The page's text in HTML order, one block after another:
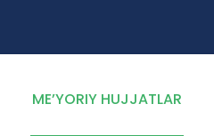
ME’YORIY HUJJATLAR